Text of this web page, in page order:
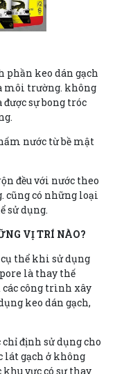
phần keo dán gạch
môi trường. không
sự bong tróc
nước từ bề mật
đều với nước theo
cũng có những loại
sử dụng.
VỊ TRÍ NÀO?
thể khi sử dụng
là thay thế
các công trình xây
keo dán gạch,
định sử dụng cho
lát gạch ở không
vực có sự thay